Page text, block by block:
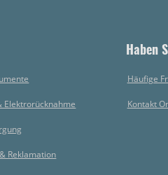
Elektrorücknahme
Reklamation
Haben
Häufige
Kontakt